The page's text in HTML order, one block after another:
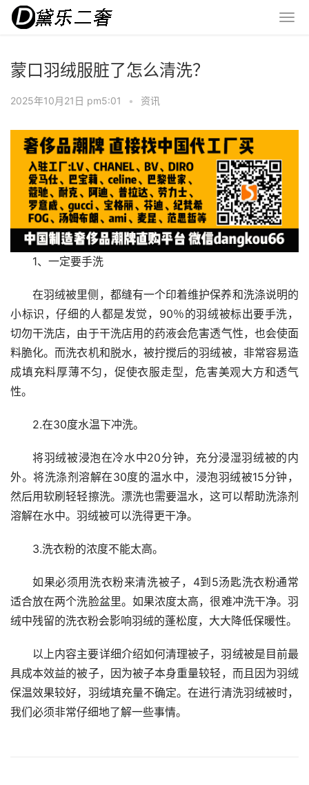
蒙口羽绒服脏了怎么清洗？
2025年10月21日 pm5:01 • 资讯
1、一定要手洗
在羽绒被里侧，都缝有一个印着维护保养和洗涤说明的
小标识，仔细的人都是发觉，90％的羽绒被标出要手洗，
切勿干洗店，由于干洗店用的药液会危害透气性，也会使面
料脆化。而洗衣机和脱水，被拧搅后的羽绒被，非常容易造
成填充料厚薄不匀，促使衣服走型，危害美观大方和透气
性。
2.在30度水温下冲洗。
将羽绒被浸泡在冷水中20分钟，充分浸湿羽绒被的内
外。将洗涤剂溶解在30度的温水中，浸泡羽绒被15分钟，
然后用软刷轻轻擦洗。漂洗也需要温水，这可以帮助洗涤剂
溶解在水中。羽绒被可以洗得更干净。
3.洗衣粉的浓度不能太高。
如果必须用洗衣粉来清洗被子，4到5汤匙洗衣粉通常
适合放在两个洗脸盆里。如果浓度太高，很难冲洗干净。羽
绒中残留的洗衣粉会影响羽绒的蓬松度，大大降低保暖性。
以上内容主要详细介绍如何清理被子，羽绒被是目前最
具成本效益的被子，因为被子本身重量较轻，而且因为羽绒
保温效果较好，羽绒填充量不确定。在进行清洗羽绒被时，
我们必须非常仔细地了解一些事情。